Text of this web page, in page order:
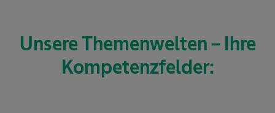
Unsere Themenwelten – Ihre
Kompetenzfelder: